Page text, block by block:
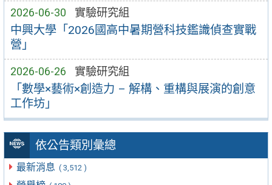
2026-06-30 實驗研究組
中興大學「2026國高中暑期營科技鑑識偵查實戰
營」
2026-06-26 實驗研究組
「數學×藝術×創造力 – 解構、重構與展演的創意
工作坊」
依公告類別彙總
最新消息 ( 3,512 )